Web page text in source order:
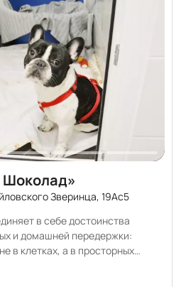
Шоколад»
Зверинца, 19Ас5
в себе достоинства
и домашней передержки:
в клетках, а в просторных